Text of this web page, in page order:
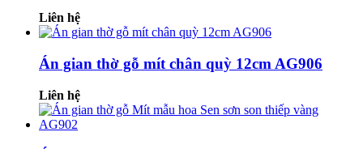
Liên hệ
Án gian thờ gỗ mít chân quỳ 12cm AG906
Liên hệ